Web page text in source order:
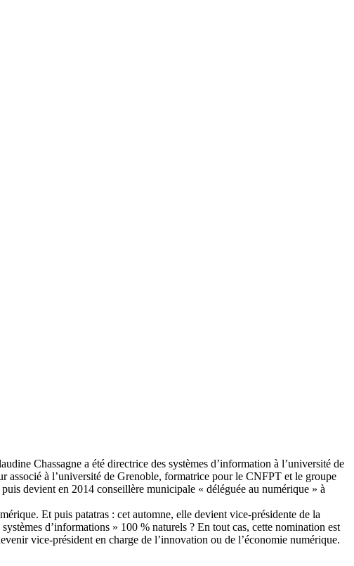
Chassagne a été directrice des systèmes d’information à l’université de
associé à l’université de Grenoble, formatrice pour le CNFPT et le groupe
devient en 2014 conseillère municipale « déléguée au numérique » à
Et puis patatras : cet automne, elle devient vice-présidente de la
d’informations » 100 % naturels ? En tout cas, cette nomination est
vice-président en charge de l’innovation ou de l’économie numérique.